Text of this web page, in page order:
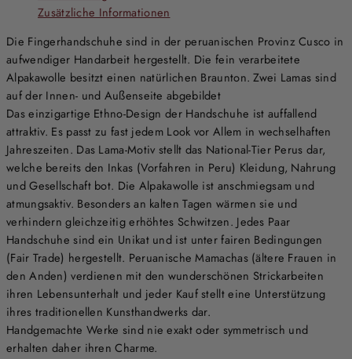
Zusätzliche Informationen
Die Fingerhandschuhe sind in der peruanischen Provinz Cusco in
aufwendiger Handarbeit hergestellt. Die fein verarbeitete
Alpakawolle besitzt einen natürlichen Braunton. Zwei Lamas sind
auf der Innen- und Außenseite abgebildet
Das einzigartige Ethno-Design der Handschuhe ist auffallend
attraktiv. Es passt zu fast jedem Look vor Allem in wechselhaften
Jahreszeiten. Das Lama-Motiv stellt das National-Tier Perus dar,
welche bereits den Inkas (Vorfahren in Peru) Kleidung, Nahrung
und Gesellschaft bot. Die Alpakawolle ist anschmiegsam und
atmungsaktiv. Besonders an kalten Tagen wärmen sie und
verhindern gleichzeitig erhöhtes Schwitzen. Jedes Paar
Handschuhe sind ein Unikat und ist unter fairen Bedingungen
(Fair Trade) hergestellt. Peruanische Mamachas (ältere Frauen in
den Anden) verdienen mit den wunderschönen Strickarbeiten
ihren Lebensunterhalt und jeder Kauf stellt eine Unterstützung
ihres traditionellen Kunsthandwerks dar.
Handgemachte Werke sind nie exakt oder symmetrisch und
erhalten daher ihren Charme.